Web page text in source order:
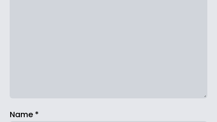
Name *